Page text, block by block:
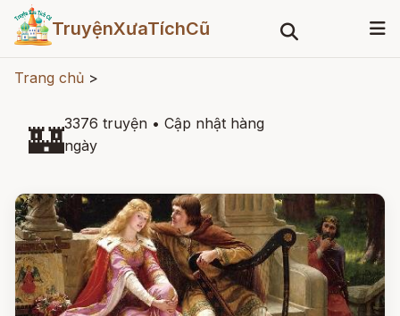
TruyệnXưaTíchCũ
Trang chủ >
🏰3376 truyện • Cập nhật hàng
ngày